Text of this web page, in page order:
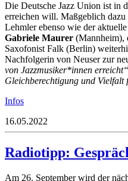
Die Deutsche Jazz Union ist in
erreichen will. Maßgeblich dazu
Lehmler ebenso wie der
Gabriele Maurer (Mannheim),
Saxofonist Falk (Berlin)
Nachfolgerin von Neuser zur
von Jazzmusiker*innen
Gleichberechtigung und
Infos
16.05.2022
Radiotipp:
Am 26. September wird der